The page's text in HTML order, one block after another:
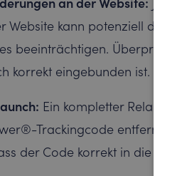
Website kann potenziell die
beeinträchtigen. Überprüfen
korrekt eingebunden ist.
Ein kompletter
Trackingcode entfernt
der Code korrekt in die